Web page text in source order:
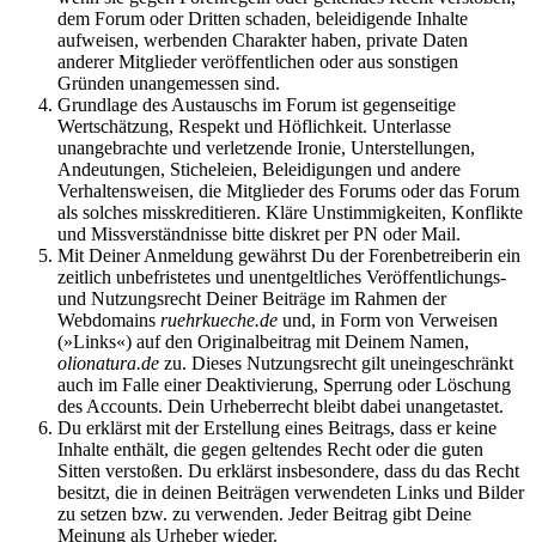
dem Forum oder Dritten schaden, beleidigende Inhalte
aufweisen, werbenden Charakter haben, private Daten
anderer Mitglieder veröffentlichen oder aus sonstigen
Gründen unangemessen sind.
Grundlage des Austauschs im Forum ist gegenseitige
Wertschätzung, Respekt und Höflichkeit. Unterlasse
unangebrachte und verletzende Ironie, Unterstellungen,
Andeutungen, Sticheleien, Beleidigungen und andere
Verhaltensweisen, die Mitglieder des Forums oder das Forum
als solches misskreditieren. Kläre Unstimmigkeiten, Konflikte
und Missverständnisse bitte diskret per PN oder Mail.
Mit Deiner Anmeldung gewährst Du der Forenbetreiberin ein
zeitlich unbefristetes und unentgeltliches Veröffentlichungs-
und Nutzungsrecht Deiner Beiträge im Rahmen der
Webdomains ruehrkueche.de und, in Form von Verweisen
(»Links«) auf den Originalbeitrag mit Deinem Namen,
olionatura.de zu. Dieses Nutzungsrecht gilt uneingeschränkt
auch im Falle einer Deaktivierung, Sperrung oder Löschung
des Accounts. Dein Urheberrecht bleibt dabei unangetastet.
Du erklärst mit der Erstellung eines Beitrags, dass er keine
Inhalte enthält, die gegen geltendes Recht oder die guten
Sitten verstoßen. Du erklärst insbesondere, dass du das Recht
besitzt, die in deinen Beiträgen verwendeten Links und Bilder
zu setzen bzw. zu verwenden. Jeder Beitrag gibt Deine
Meinung als Urheber wieder.